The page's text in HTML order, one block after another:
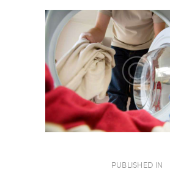
NAVIGATIONPUBLISHED IN